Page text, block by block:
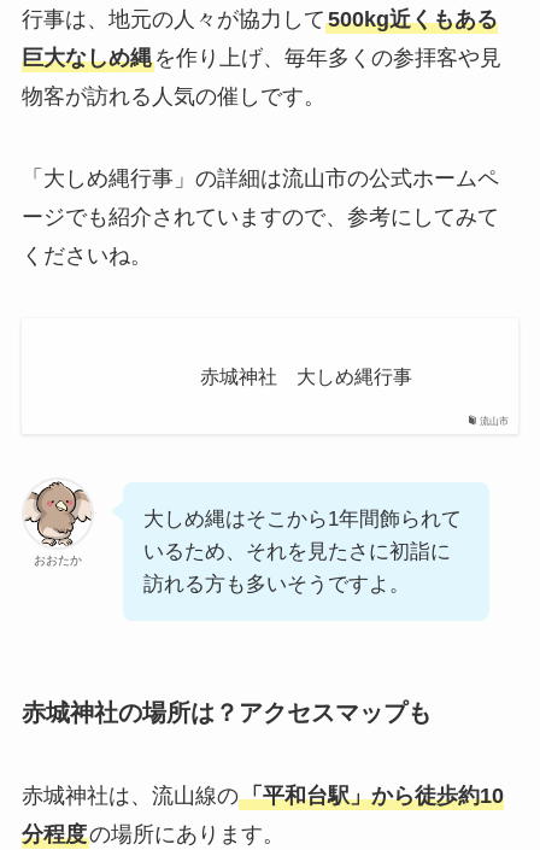
行事は、地元の人々が協力して500kg近くもある
巨大なしめ縄を作り上げ、毎年多くの参拝客や見
物客が訪れる人気の催しです。
「大しめ縄行事」の詳細は流山市の公式ホームペ
ージでも紹介されていますので、参考にしてみて
くださいね。
流山市
赤城神社 大しめ縄行事
おおたか
大しめ縄はそこから1年間飾られて
いるため、それを見たさに初詣に
訪れる方も多いそうですよ。
赤城神社の場所は？アクセスマップも
赤城神社は、流山線の「平和台駅」から徒歩約10
分程度の場所にあります。